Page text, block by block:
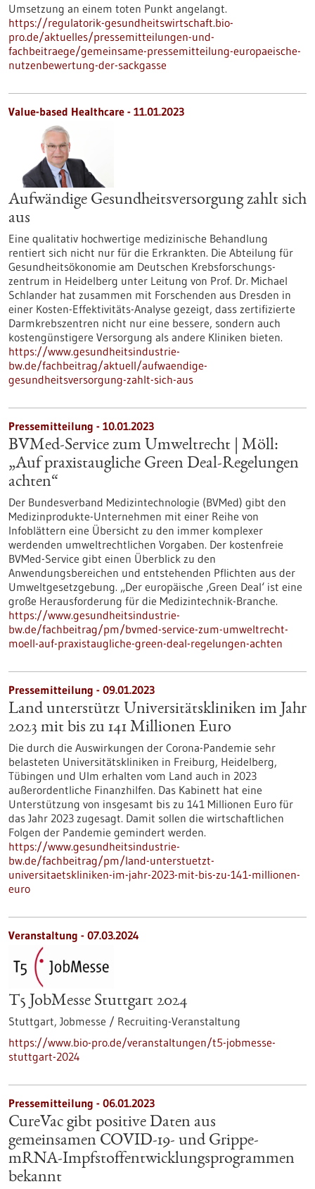
Umsetzung an einem toten Punkt angelangt.
https://regulatorik-gesundheitswirtschaft.bio-
pro.de/aktuelles/pressemitteilungen-und-
fachbeitraege/gemeinsame-pressemitteilung-europaeische-
nutzenbewertung-der-sackgasse
Value-based Healthcare - 11.01.2023
Aufwändige Gesundheitsversorgung zahlt sich
aus
Eine qualitativ hochwertige medizinische Behandlung
rentiert sich nicht nur für die Erkrankten. Die Abteilung für
Gesundheitsökonomie am Deutschen Krebsforschungs-
zentrum in Heidelberg unter Leitung von Prof. Dr. Michael
Schlander hat zusammen mit Forschenden aus Dresden in
einer Kosten-Effektivitäts-Analyse gezeigt, dass zertifizierte
Darmkrebszentren nicht nur eine bessere, sondern auch
kostengünstigere Versorgung als andere Kliniken bieten.
https://www.gesundheitsindustrie-
bw.de/fachbeitrag/aktuell/aufwaendige-
gesundheitsversorgung-zahlt-sich-aus
Pressemitteilung - 10.01.2023
BVMed-Service zum Umweltrecht | Möll:
„Auf praxistaugliche Green Deal-Regelungen
achten“
Der Bundesverband Medizintechnologie (BVMed) gibt den
Medizinprodukte-Unternehmen mit einer Reihe von
Infoblättern eine Übersicht zu den immer komplexer
werdenden umweltrechtlichen Vorgaben. Der kostenfreie
BVMed-Service gibt einen Überblick zu den
Anwendungsbereichen und entstehenden Pflichten aus der
Umweltgesetzgebung. „Der europäische ‚Green Deal‘ ist eine
große Herausforderung für die Medizintechnik-Branche.
https://www.gesundheitsindustrie-
bw.de/fachbeitrag/pm/bvmed-service-zum-umweltrecht-
moell-auf-praxistaugliche-green-deal-regelungen-achten
Pressemitteilung - 09.01.2023
Land unterstützt Universitätskliniken im Jahr
2023 mit bis zu 141 Millionen Euro
Die durch die Auswirkungen der Corona-Pandemie sehr
belasteten Universitätskliniken in Freiburg, Heidelberg,
Tübingen und Ulm erhalten vom Land auch in 2023
außerordentliche Finanzhilfen. Das Kabinett hat eine
Unterstützung von insgesamt bis zu 141 Millionen Euro für
das Jahr 2023 zugesagt. Damit sollen die wirtschaftlichen
Folgen der Pandemie gemindert werden.
https://www.gesundheitsindustrie-
bw.de/fachbeitrag/pm/land-unterstuetzt-
universitaetskliniken-im-jahr-2023-mit-bis-zu-141-millionen-
euro
Veranstaltung - 07.03.2024
T5 JobMesse Stuttgart 2024
Stuttgart, Jobmesse / Recruiting-Veranstaltung
https://www.bio-pro.de/veranstaltungen/t5-jobmesse-
stuttgart-2024
Pressemitteilung - 06.01.2023
CureVac gibt positive Daten aus
gemeinsamen COVID-19- und Grippe-
mRNA-Impfstoffentwicklungsprogrammen
bekannt